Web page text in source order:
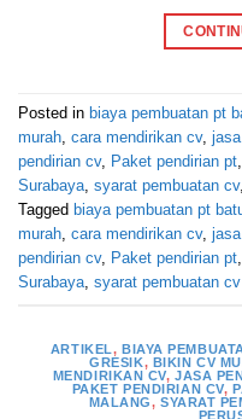
Posted in biaya pembuatan pt
murah, cara mendirikan cv,
pendirian cv, Paket pendirian pt,
Surabaya, syarat pembuatan cv,
Tagged biaya pembuatan pt
murah, cara mendirikan cv,
pendirian cv, Paket pendirian pt,
Surabaya, syarat pembuatan cv
ARTIKEL, BIAYA
GRESIK, BIKIN CV
MENDIRIKAN CV,JASA
PAKET PENDIRIAN CV,
MALANG, SYARAT